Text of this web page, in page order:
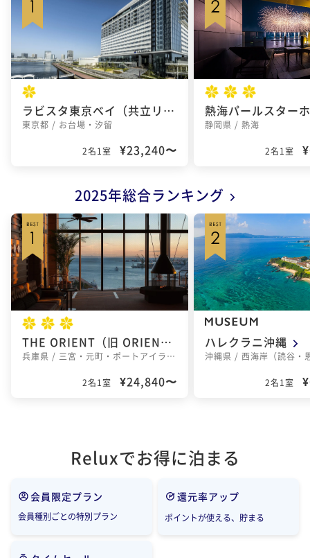
ラビスタ東京ベイ（共立リゾート）
東京都 / お台場・汐留
2名1室 ¥23,240〜
熱海パールスター
静岡県 / 熱海
2名1室
2025年総合ランキング
THE ORIENT（旧 ORIENTAL HOTEL）
兵庫県 / 三宮・元町・ポートアイランド
2名1室 ¥24,840〜
ハレクラニ沖縄
沖縄県 / 西海岸（読谷・
2名1室
Reluxでお得に泊まる
会員限定プラン
会員種別ごとの特別プラン
還元率アップ
ポイントが使える、貯まる